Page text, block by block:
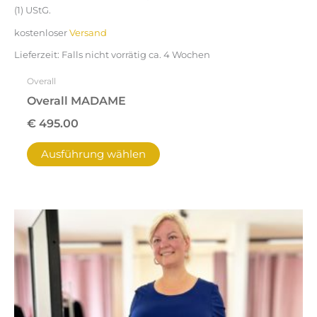
(1) UStG.
kostenloserVersand
Lieferzeit: Falls nicht vorrätig ca. 4 Wochen
Overall
Overall MADAME
€495.00
Ausführung wählen
Dieses
Produkt
weist
mehrere
Varianten